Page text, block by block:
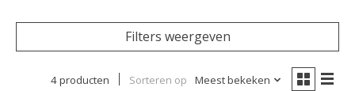
Filters weergeven
4 producten Sorteren op Meest bekeken